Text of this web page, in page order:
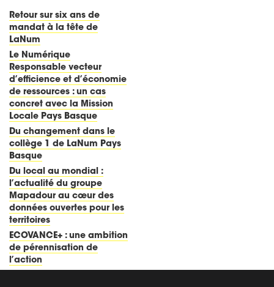
Retour sur six ans de
mandat à la tête de
LaNum
Le Numérique
Responsable vecteur
d’efficience et d’économie
de ressources : un cas
concret avec la Mission
Locale Pays Basque
Du changement dans le
collège 1 de LaNum Pays
Basque
Du local au mondial :
l’actualité du groupe
Mapadour au cœur des
données ouvertes pour les
territoires
ECOVANCE+ : une ambition
de pérennisation de
l’action